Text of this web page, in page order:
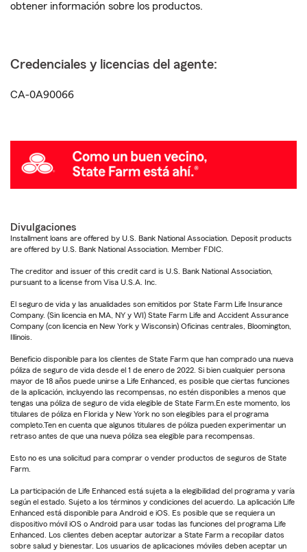
obtener información sobre los productos.
Credenciales y licencias del agente:
CA-0A90066
Divulgaciones
Installment loans are offered by U.S. Bank National Association. Deposit products
are offered by U.S. Bank National Association. Member FDIC.
The creditor and issuer of this credit card is U.S. Bank National Association,
pursuant to a license from Visa U.S.A. Inc.
El seguro de vida y las anualidades son emitidos por State Farm Life Insurance
Company. (Sin licencia en MA, NY y WI) State Farm Life and Accident Assurance
Company (con licencia en New York y Wisconsin) Oficinas centrales, Bloomington,
Illinois.
Beneficio disponible para los clientes de State Farm que han comprado una nueva
póliza de seguro de vida desde el 1 de enero de 2022. Si bien cualquier persona
mayor de 18 años puede unirse a Life Enhanced, es posible que ciertas funciones
de la aplicación, incluyendo las recompensas, no estén disponibles a menos que
tengas una póliza de seguro de vida elegible de State Farm.En este momento, los
titulares de póliza en Florida y New York no son elegibles para el programa
completo.Ten en cuenta que algunos titulares de póliza pueden experimentar un
retraso antes de que una nueva póliza sea elegible para recompensas.
Esto no es una solicitud para comprar o vender productos de seguros de State
Farm.
La participación de Life Enhanced está sujeta a la elegibilidad del programa y varía
según el estado. Sujeto a los términos y condiciones del acuerdo. La aplicación Life
Enhanced está disponible para Android e iOS. Es posible que se requiera un
dispositivo móvil iOS o Android para usar todas las funciones del programa Life
Enhanced. Los clientes deben aceptar autorizar a State Farm a recopilar datos
sobre salud y bienestar. Los usuarios de aplicaciones móviles deben aceptar un